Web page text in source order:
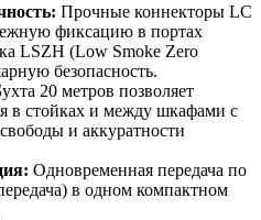
Прочные коннекторы LC
фиксацию в портах
LSZH (Low Smoke Zero
безопасность.
20 метров позволяет
в стойках и между шкафами с
и аккуратности
Одновременная передача по
в одном компактном